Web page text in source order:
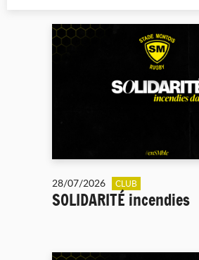
28/07/2026 CLUB
SOLIDARITÉ incendies